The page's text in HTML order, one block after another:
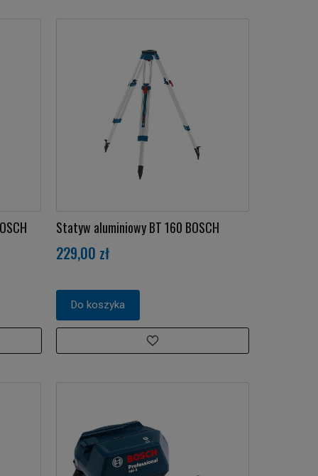
Statyw aluminiowy BT 160 BOSCH
229,00 zł
Do koszyka